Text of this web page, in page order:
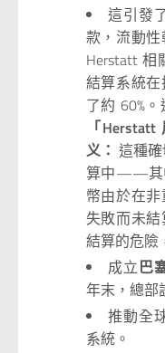
這引發
款，流動
Herstatt 相
結算系統
了約 60%
「
义： 這種
算中——其
幣由於在
失敗而未
結算的危險
成立巴
年末，總部
推動全
系統。